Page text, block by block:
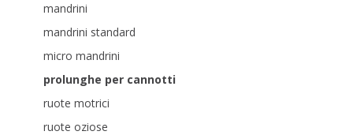
mandrini
mandrini standard
micro mandrini
prolunghe per cannotti
ruote motrici
ruote oziose